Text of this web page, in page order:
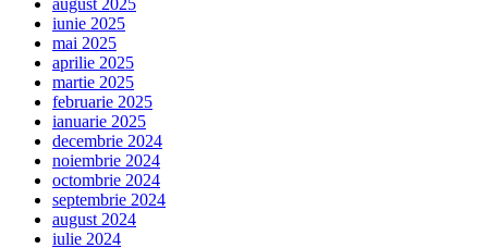
iunie 2025
mai 2025
aprilie 2025
martie 2025
februarie 2025
ianuarie 2025
decembrie 2024
noiembrie 2024
octombrie 2024
septembrie 2024
august 2024
iulie 2024